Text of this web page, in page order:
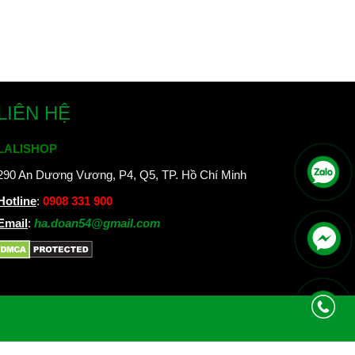
HỆ
An Dương Vương, P4, Q5, TP. Hồ Chí Minh
: 0908 331 900
: ha.doan54@gmail.com